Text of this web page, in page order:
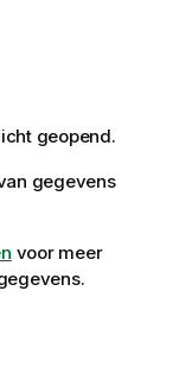
geopend.
gegevens
voor meer